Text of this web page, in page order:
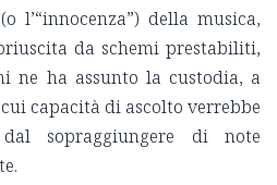
l’“innocenza”) della musica,
da schemi prestabiliti,
ne ha assunto la custodia, a
capacità di ascolto verrebbe
sopraggiungere di note